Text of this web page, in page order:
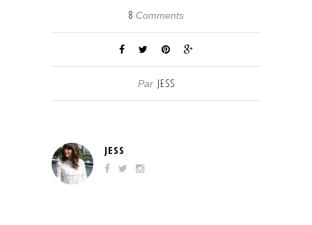
8 Comments
Par JESS
JESS